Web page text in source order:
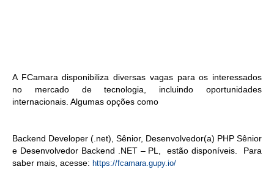
A FCamara disponibiliza diversas vagas para os interessados
no mercado de tecnologia, incluindo oportunidades
internacionais. Algumas opções como
Backend Developer (.net), Sênior, Desenvolvedor(a) PHP Sênior
e Desenvolvedor Backend .NET – PL, estão disponíveis. Para
saber mais, acesse: https://fcamara.gupy.io/